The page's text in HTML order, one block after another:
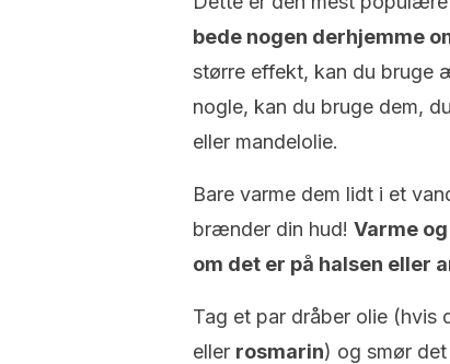
bede nogen derhjemme
større effekt, kan du bruge
nogle, kan du bruge dem,
eller mandelolie.
Bare varme dem lidt i et
brænder din hud! Varme
om det er på halsen eller
Tag et par dråber olie (hvis
eller rosmarin) og smør